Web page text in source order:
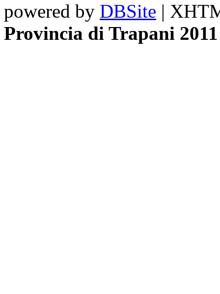
powered by DBSite |
Provincia di Trapani 2011